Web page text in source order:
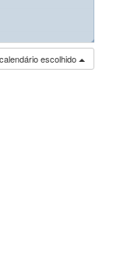
◢
escolhido